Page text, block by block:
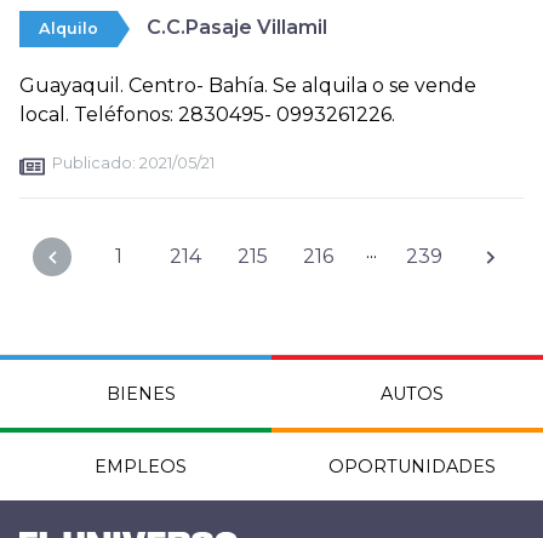
Alquilo C.C.Pasaje Villamil
Guayaquil. Centro- Bahía. Se alquila o se vende
local. Teléfonos: 2830495- 0993261226.
Publicado: 2021/05/21
1 214 215 216 ... 239
BIENES AUTOS
EMPLEOS OPORTUNIDADES